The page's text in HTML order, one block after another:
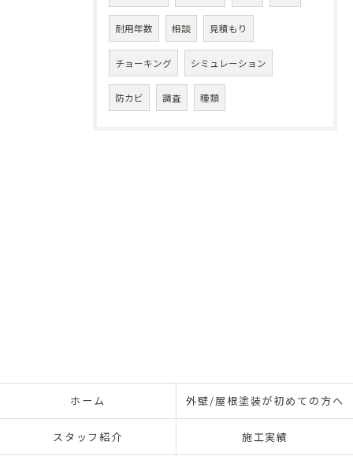
耐用年数 相談 見積もり
チョーキング シミュレーション
防カビ 調査 種類
ホーム 外壁/屋根塗装が初めての方へ
スタッフ紹介 施工実績